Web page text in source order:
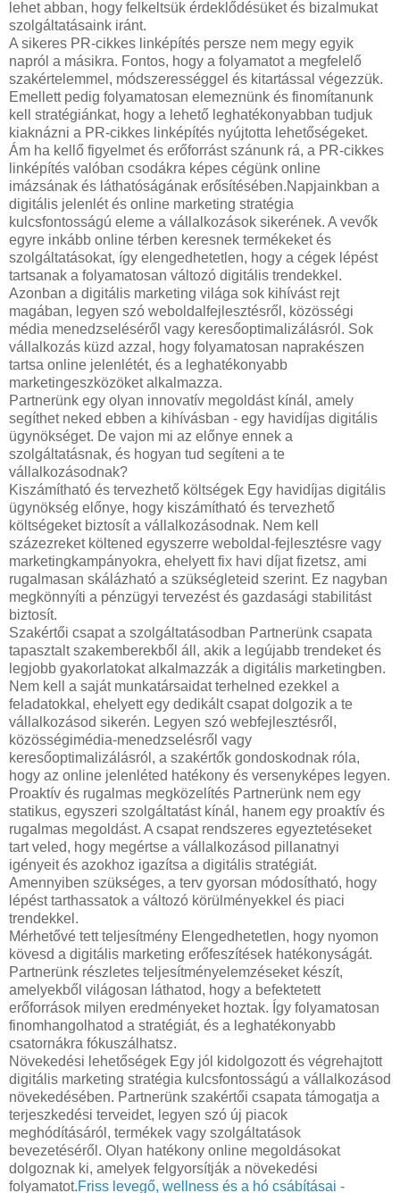
lehet abban, hogy felkeltsük érdeklődésüket és bizalmukat
szolgáltatásaink iránt.
A sikeres PR-cikkes linképítés persze nem megy egyik
napról a másikra. Fontos, hogy a folyamatot a megfelelő
szakértelemmel, módszerességgel és kitartással végezzük.
Emellett pedig folyamatosan elemeznünk és finomítanunk
kell stratégiánkat, hogy a lehető leghatékonyabban tudjuk
kiaknázni a PR-cikkes linképítés nyújtotta lehetőségeket.
Ám ha kellő figyelmet és erőforrást szánunk rá, a PR-cikkes
linképítés valóban csodákra képes cégünk online
imázsának és láthatóságának erősítésében.Napjainkban a
digitális jelenlét és online marketing stratégia
kulcsfontosságú eleme a vállalkozások sikerének. A vevők
egyre inkább online térben keresnek termékeket és
szolgáltatásokat, így elengedhetetlen, hogy a cégek lépést
tartsanak a folyamatosan változó digitális trendekkel.
Azonban a digitális marketing világa sok kihívást rejt
magában, legyen szó weboldalfejlesztésről, közösségi
média menedzseléséről vagy keresőoptimalizálásról. Sok
vállalkozás küzd azzal, hogy folyamatosan naprakészen
tartsa online jelenlétét, és a leghatékonyabb
marketingeszközöket alkalmazza.
Partnerünk egy olyan innovatív megoldást kínál, amely
segíthet neked ebben a kihívásban - egy havidíjas digitális
ügynökséget. De vajon mi az előnye ennek a
szolgáltatásnak, és hogyan tud segíteni a te
vállalkozásodnak?
Kiszámítható és tervezhető költségek Egy havidíjas digitális
ügynökség előnye, hogy kiszámítható és tervezhető
költségeket biztosít a vállalkozásodnak. Nem kell
százezreket költened egyszerre weboldal-fejlesztésre vagy
marketingkampányokra, ehelyett fix havi díjat fizetsz, ami
rugalmasan skálázható a szükségleteid szerint. Ez nagyban
megkönnyíti a pénzügyi tervezést és gazdasági stabilitást
biztosít.
Szakértői csapat a szolgáltatásodban Partnerünk csapata
tapasztalt szakemberekből áll, akik a legújabb trendeket és
legjobb gyakorlatokat alkalmazzák a digitális marketingben.
Nem kell a saját munkatársaidat terhelned ezekkel a
feladatokkal, ehelyett egy dedikált csapat dolgozik a te
vállalkozásod sikerén. Legyen szó webfejlesztésről,
közösségimédia-menedzselésről vagy
keresőoptimalizálásról, a szakértők gondoskodnak róla,
hogy az online jelenléted hatékony és versenyképes legyen.
Proaktív és rugalmas megközelítés Partnerünk nem egy
statikus, egyszeri szolgáltatást kínál, hanem egy proaktív és
rugalmas megoldást. A csapat rendszeres egyeztetéseket
tart veled, hogy megértse a vállalkozásod pillanatnyi
igényeit és azokhoz igazítsa a digitális stratégiát.
Amennyiben szükséges, a terv gyorsan módosítható, hogy
lépést tarthassatok a változó körülményekkel és piaci
trendekkel.
Mérhetővé tett teljesítmény Elengedhetetlen, hogy nyomon
kövesd a digitális marketing erőfeszítések hatékonyságát.
Partnerünk részletes teljesítményelemzéseket készít,
amelyekből világosan láthatod, hogy a befektetett
erőforrások milyen eredményeket hoztak. Így folyamatosan
finomhangolhatod a stratégiát, és a leghatékonyabb
csatornákra fókuszálhatsz.
Növekedési lehetőségek Egy jól kidolgozott és végrehajtott
digitális marketing stratégia kulcsfontosságú a vállalkozásod
növekedésében. Partnerünk szakértői csapata támogatja a
terjeszkedési terveidet, legyen szó új piacok
meghódításáról, termékek vagy szolgáltatások
bevezetéséről. Olyan hatékony online megoldásokat
dolgoznak ki, amelyek felgyorsítják a növekedési
folyamatot.Friss levegő, wellness és a hó csábításai -